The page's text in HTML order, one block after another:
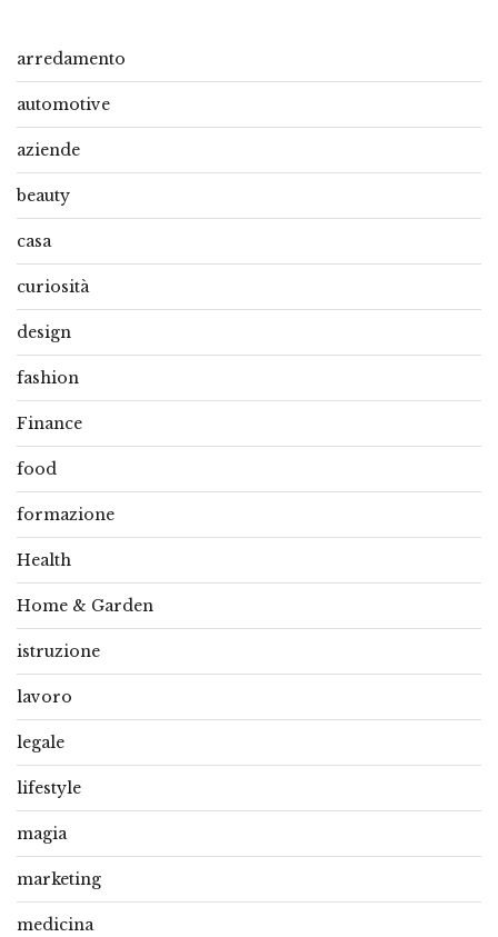
arredamento
automotive
aziende
beauty
casa
curiosità
design
fashion
Finance
food
formazione
Health
Home & Garden
istruzione
lavoro
legale
lifestyle
magia
marketing
medicina